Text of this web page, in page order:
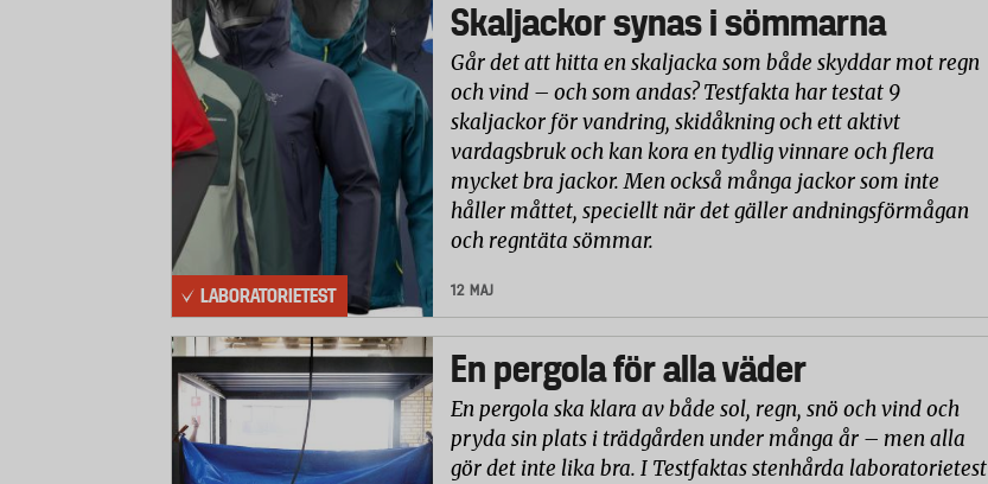
LABORATORIETEST
Skaljackor synas i sömmarna
Går det att hitta en skaljacka som både skyddar mot regn
och vind – och som andas? Testfakta har testat 9
skaljackor för vandring, skidåkning och ett aktivt
vardagsbruk och kan kora en tydlig vinnare och flera
mycket bra jackor. Men också många jackor som inte
håller måttet, speciellt när det gäller andningsförmågan
och regntäta sömmar.
12 MAJ
En pergola för alla väder
En pergola ska klara av både sol, regn, snö och vind och
pryda sin plats i trädgården under många år – men alla
gör det inte lika bra. I Testfaktas stenhårda laboratorietest